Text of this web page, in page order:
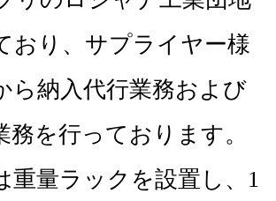
おり、サプライヤー様
ら納入代行業務および
務を行っております。
重量ラックを設置し、1